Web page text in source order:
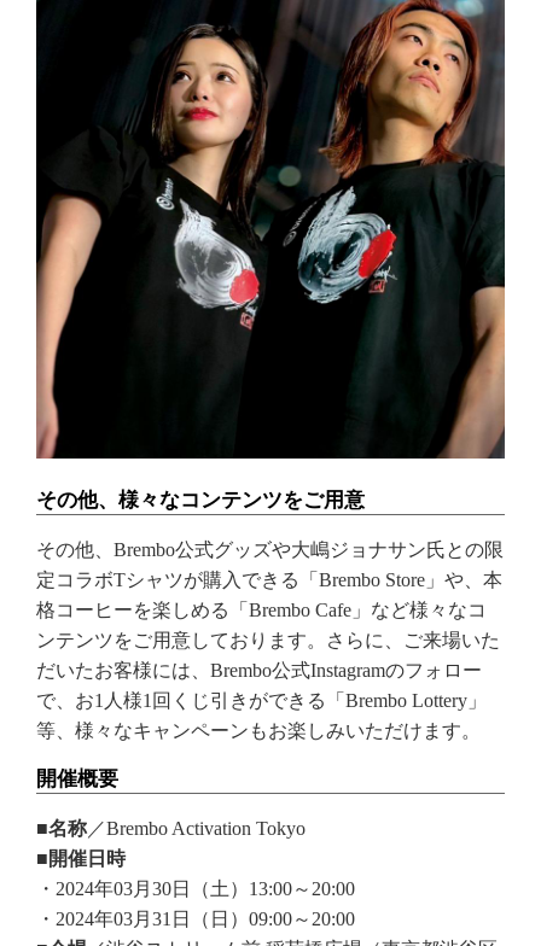
その他、様々なコンテンツをご用意
その他、Brembo公式グッズや大嶋ジョナサン氏との限
定コラボTシャツが購入できる「Brembo Store」や、本
格コーヒーを楽しめる「Brembo Cafe」など様々なコ
ンテンツをご用意しております。さらに、ご来場いた
だいたお客様には、Brembo公式Instagramのフォロー
で、お1人様1回くじ引きができる「Brembo Lottery」
等、様々なキャンペーンもお楽しみいただけます。
開催概要
■名称 ／Brembo Activation Tokyo
■開催日時
・2024年03月30日（土）13:00～20:00
・2024年03月31日（日）09:00～20:00